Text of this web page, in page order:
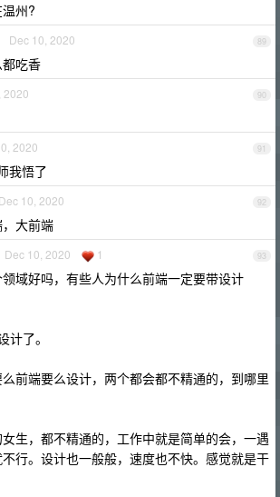
州?
89
Dec 10, 2020
吃香
90
2020
91
2020
我悟了
92
Dec 10, 2020
大前端
93
Dec 10, 2020 1
域好吗，有些人为什么前端一定要带设计
计了。
前端要么设计，两个都会都不精通的，到哪里
生，都不精通的，工作中就是简单的会，一遇
行。设计也一般般，速度也不快。感觉就是干